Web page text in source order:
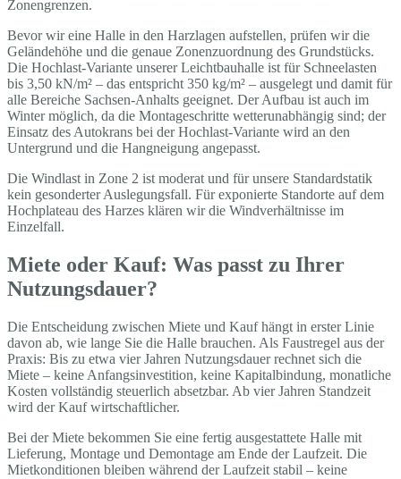
Zonengrenzen.
Bevor wir eine Halle in den Harzlagen aufstellen, prüfen wir die
Geländehöhe und die genaue Zonenzuordnung des Grundstücks.
Die Hochlast-Variante unserer Leichtbauhalle ist für Schneelasten
bis 3,50 kN/m² – das entspricht 350 kg/m² – ausgelegt und damit für
alle Bereiche Sachsen-Anhalts geeignet. Der Aufbau ist auch im
Winter möglich, da die Montageschritte wetterunabhängig sind; der
Einsatz des Autokrans bei der Hochlast-Variante wird an den
Untergrund und die Hangneigung angepasst.
Die Windlast in Zone 2 ist moderat und für unsere Standardstatik
kein gesonderter Auslegungsfall. Für exponierte Standorte auf dem
Hochplateau des Harzes klären wir die Windverhältnisse im
Einzelfall.
Miete oder Kauf: Was passt zu Ihrer
Nutzungsdauer?
Die Entscheidung zwischen Miete und Kauf hängt in erster Linie
davon ab, wie lange Sie die Halle brauchen. Als Faustregel aus der
Praxis: Bis zu etwa vier Jahren Nutzungsdauer rechnet sich die
Miete – keine Anfangsinvestition, keine Kapitalbindung, monatliche
Kosten vollständig steuerlich absetzbar. Ab vier Jahren Standzeit
wird der Kauf wirtschaftlicher.
Bei der Miete bekommen Sie eine fertig ausgestattete Halle mit
Lieferung, Montage und Demontage am Ende der Laufzeit. Die
Mietkonditionen bleiben während der Laufzeit stabil – keine